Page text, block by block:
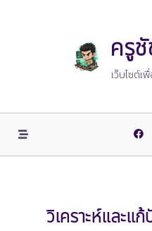
ครู
เว็บไซต์
วิเคราะห์และ